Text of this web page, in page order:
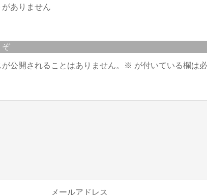
がありません
ぞ
公開されることはありません。 ※ が付いている欄は
メールアドレス